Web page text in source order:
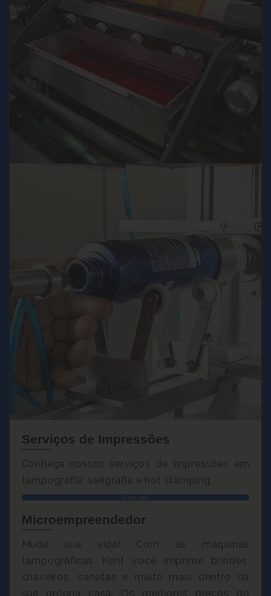
Serviços de Impressões
Conheça nossos serviços de impressões em
tampografia, serigrafia e hot stamping.
Saiba mais
Microempreendedor
Mude sua vida! Com as máquinas
tampográficas Kent você imprime brindes,
chaveiros, canetas e muito mais dentro da
sua própria casa. Os melhores preços do